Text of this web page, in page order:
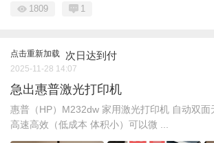
1809 1
点击重新加载 次日达到付
2025-11-28 14:07
急出惠普激光打印机
惠普（HP）M232dw 家用激光打印机 自动双
高速高效（低成本 体积小）可以微 ...